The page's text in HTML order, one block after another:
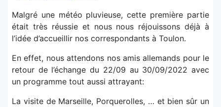
Malgré une météo pluvieuse, cette première partie
était très réussie et nous nous réjouissons déjà à
l’idée d’accueillir nos correspondants à Toulon.
En effet, nous attendons nos amis allemands pour le
retour de l’échange du 22/09 au 30/09/2022 avec
un programme tout aussi attrayant:
La visite de Marseille, Porquerolles, … et bien sûr un